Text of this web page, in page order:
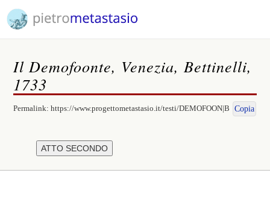
Il Demofoonte, Venezia, Bettinelli,
1733
Permalink:https://www.progettometastasio.it/testi/DEMOFOON|B Copia